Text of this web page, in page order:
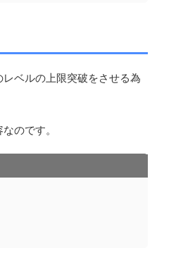
ベルの上限突破をさせる為
のです。